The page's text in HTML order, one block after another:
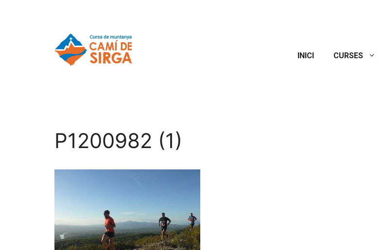
INICI CURSES
P1200982 (1)